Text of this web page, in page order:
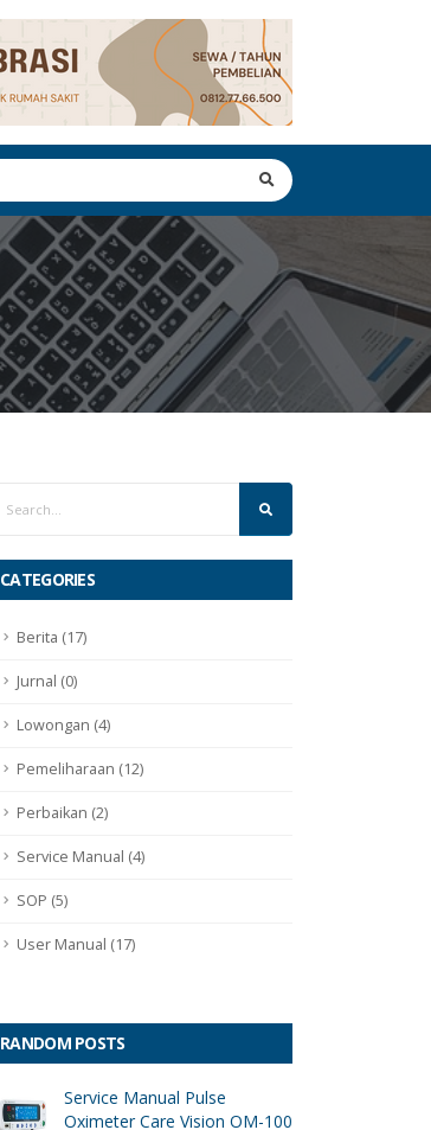
CATEGORIES
Berita (17)
Jurnal (0)
Lowongan (4)
Pemeliharaan (12)
Perbaikan (2)
Service Manual (4)
SOP (5)
User Manual (17)
RANDOM POSTS
Service Manual Pulse
Oximeter Care Vision OM-100